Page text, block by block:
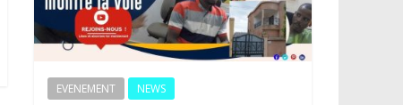
EVENEMENT NEWS